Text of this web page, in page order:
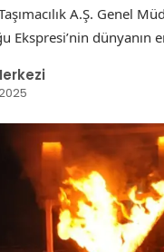
A.Ş. Genel
Ekspresi’nin